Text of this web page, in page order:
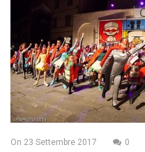
On 23 Settembre 2017 0